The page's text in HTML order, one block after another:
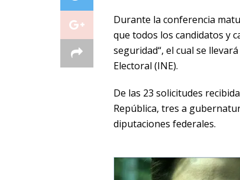
Durante la conferencia
que todos los candidatos y
seguridad“, el cual se
Electoral (INE).
De las 23 solicitudes
República, tres a
diputaciones federales.